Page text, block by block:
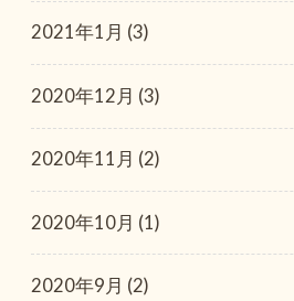
2021年1月 (3)
2020年12月 (3)
2020年11月 (2)
2020年10月 (1)
2020年9月 (2)